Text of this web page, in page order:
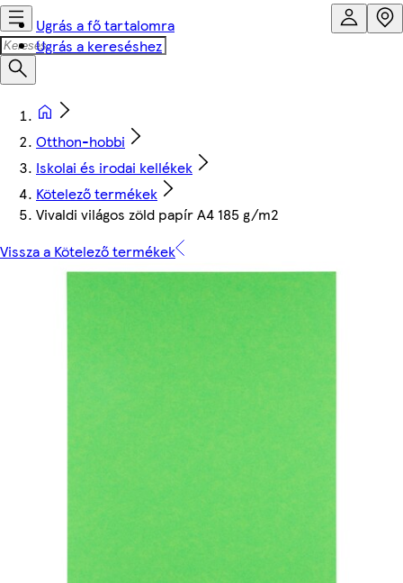
Ugrás a fő tartalomra
Ugrás a kereséshez
Otthon-hobbi
Iskolai és irodai kellékek
Kötelező termékek
Vivaldi világos zöld papír A4 185 g/m2
Vissza a Kötelező termékek